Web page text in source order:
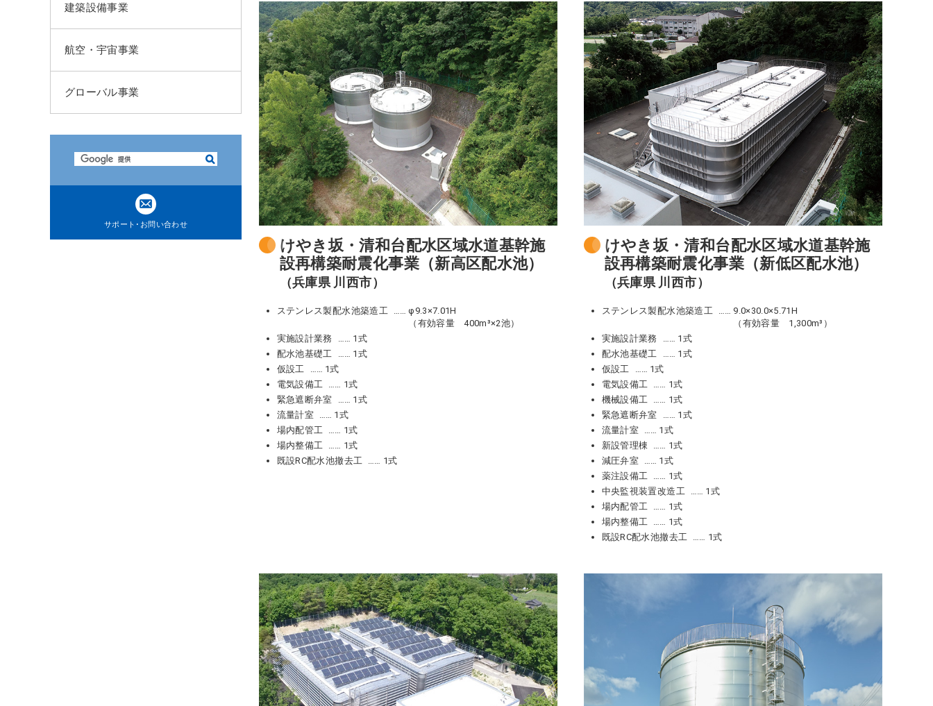
けやき坂・清和台配水区域水道基幹施
設再構築耐震化事業（新高区配水池）
（兵庫県 川西市）
ステンレス製配水池築造工
φ9.3×7.01H
（有効容量 400m³×2池）
実施設計業務
1式
配水池基礎工
1式
仮設工
1式
電気設備工
1式
緊急遮断弁室
1式
流量計室
1式
場内配管工
1式
場内整備工
1式
既設RC配水池撤去工
1式
けやき坂・清和台配水区域水道基幹施
設再構築耐震化事業（新低区配水池）
（兵庫県 川西市）
ステンレス製配水池築造工
9.0×30.0×5.71H
（有効容量 1,300m³）
実施設計業務
1式
配水池基礎工
1式
仮設工
1式
電気設備工
1式
機械設備工
1式
緊急遮断弁室
1式
流量計室
1式
新設管理棟
1式
減圧弁室
1式
薬注設備工
1式
中央監視装置改造工
1式
場内配管工
1式
場内整備工
1式
既設RC配水池撤去工
1式
建築設備事業
航空・宇宙事業
グローバル事業
サポート･お問い合わせ